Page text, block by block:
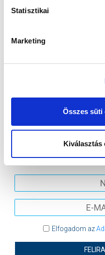
Statisztikai
Marketing
Összes süti
Kiválasztás
KÖVETKEZŐ MÉRKŐZÉS
VIDEOTON FC FEHÉRVÁR
MTK BUDAPEST
Ne maradjon le egy
Elfogadom az